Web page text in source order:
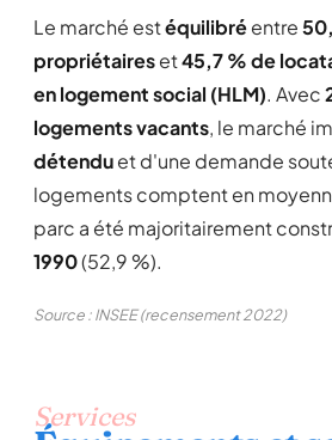
Le marché estéquilibréentre
propriétaireset45,7 % de
en logement social (HLM). Avec
logements vacants, le marché
détenduet d'une demande
logements comptent en
parc a été majoritairement
1990(52,9 %).
Source : INSEE (recensement 2022)
Services